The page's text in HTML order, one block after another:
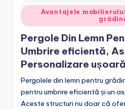
Posted
in
Avantajele
Pergole Din Lemn
Umbrire eficientă,
Personalizare ușoară
Pergolele din lemn pentru
pentru umbrire eficientă și un
Aceste structuri nu doar că